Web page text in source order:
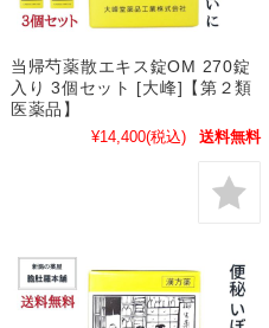
当帰芍薬散エキス錠OM 270錠
入り 3個セット [大峰]【第２類
医薬品】
¥14,400(税込) 送料無料